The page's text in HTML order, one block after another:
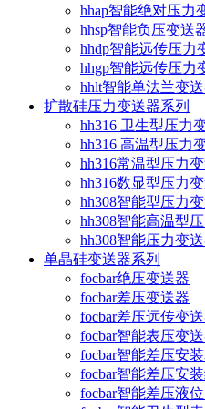
hhap智能绝对压力
hhsp智能负压变送
hhdp智能远传压力
hhgp智能远传压力
hhlt智能单法兰变
扩散硅压力变送器系列
hh316 卫生型压力
hh316 高温型压力
hh316常温型压力
hh316数显型压力
hh308智能型压力
hh308智能高温型
hh308智能压力变
单晶硅变送器系列
focbar绝压变送器
focbar差压变送器
focbar差压远传变
focbar智能表压变
focbar智能差压安
focbar智能差压安
focbar智能差压液